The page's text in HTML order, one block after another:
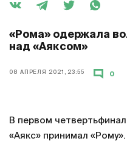
«Рома» одержала
над «Аяксом»
08 АПРЕЛЯ 2021, 23:55 0
В первом
«Аякс» принимал «Рому».